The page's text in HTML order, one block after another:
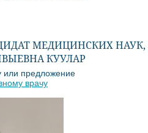
МЕДИЦИНСКИХ НАУК,
КУУЛАР
или предложение
врачу